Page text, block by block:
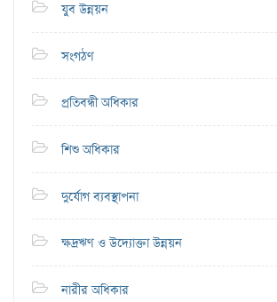
যুব উন্নয়ন
সংগঠণ
প্রতিবন্ধী অধিকার
শিশু অধিকার
দুর্যোগ ব্যবস্থাপনা
ক্ষদ্রঋণ ও উদ্যোক্তা উন্নয়ন
নারীর অধিকার